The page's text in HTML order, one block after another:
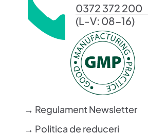
0372 372 200
(L-V: 08-16)
→ Regulament Newsletter
→ Politica de reduceri